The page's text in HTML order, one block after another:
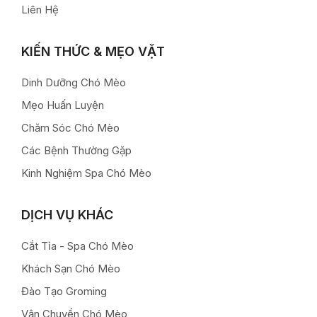
Liên Hệ
KIẾN THỨC & MẸO VẶT
Dinh Dưỡng Chó Mèo
Mẹo Huấn Luyện
Chăm Sóc Chó Mèo
Các Bệnh Thường Gặp
Kinh Nghiệm Spa Chó Mèo
DỊCH VỤ KHÁC
Cắt Tỉa - Spa Chó Mèo
Khách Sạn Chó Mèo
Đào Tạo Groming
Vận Chuyển Chó Mèo